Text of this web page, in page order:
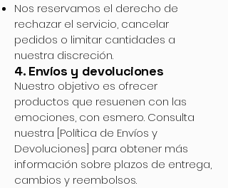
Nos reservamos el derecho de
rechazar el servicio, cancelar
pedidos o limitar cantidades a
nuestra discreción.
4. Envíos y devoluciones
Nuestro objetivo es ofrecer
productos que resuenen con las
emociones, con esmero. Consulta
nuestra [Política de Envíos y
Devoluciones] para obtener más
información sobre plazos de entrega,
cambios y reembolsos.